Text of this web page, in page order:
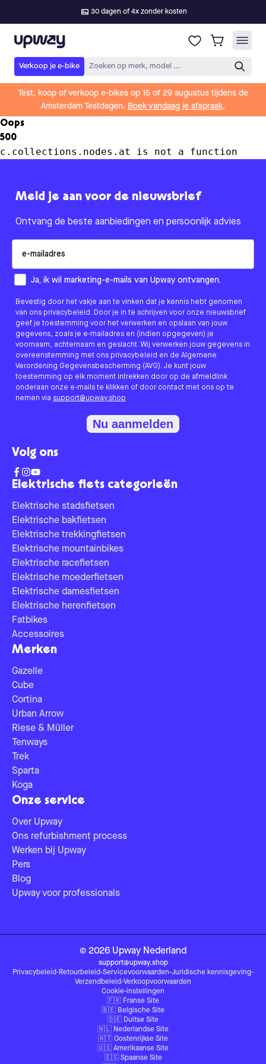
30 dagen of 4x zonder kosten
Upway
Verkoop je e-bike Zoeken op merk, model ...
Test, koop of verkoop e-bikes op 15 of 29 augustus tijdens de
Amsterdam Testdagen. Boek vandaag je afspraak.
Oops
500
c.collections.nodes.at is not a function
Elektrische fiets categorieën
Elektrische stadsfietsen
Elektrische bakfietsen
Elektrische trekkingfietsen
Elektrische mountainbikes
Elektrische racefietsen
Elektrische moederfietsen
Elektrische damesfietsen
Elektrische herenfietsen
Fatbikes
Accessoires
Merken
Gazelle
Cube
Cortina
Urban Arrow
Riese & Müller
Tenways
Trek
Sparta
Koga
Onze service
Over Upway
Ons refurbishment process
Werken bij Upway
Pers
Blog
Upway voor professionals
Meld je aan voor de nieuwsbrief
Ontvang de beste aanbiedingen en persoonlijk advies
How would you like to hear from us?
Ja, ik wil marketing-e-mails van Upway ontvangen.
Bevestig door het vakje aan te vinken dat je kennis hebt genomen
van ons privacybeleid. Door je in te schrijven voor onze nieuwsbrief
geef je toestemming voor het verwerken en opslaan van jouw
gegevens, zoals je e-mailadres en (indien opgegeven) je
voornaam, achternaam en geslacht. Wij verwerken jouw gegevens in
overeenstemming met ons privacybeleid en de Algemene
Verordening Gegevensbescherming (AVG). Je kunt jouw
toestemming op elk moment intrekken door op de afmeldlink
onderaan onze e-mails te klikken of door contact met ons op te
nemen via support@upway.shop
Nu aanmelden
Volg ons
© 2026 Upway Nederland
support@upway.shop
Privacybeleid-Retourbeleid-Servicevoorwaarden-Juridische kennisgeving-
Verzendbeleid-Verkoopvoorwaarden
Cookie-instellingen
🇫🇷 Franse Site
🇧🇪 Belgische Site
🇩🇪 Duitse Site
🇳🇱 Nederlandse Site
🇦🇹 Oostenrijkse Site
🇺🇸 Amerikaanse Site
🇪🇸 Spaanse Site